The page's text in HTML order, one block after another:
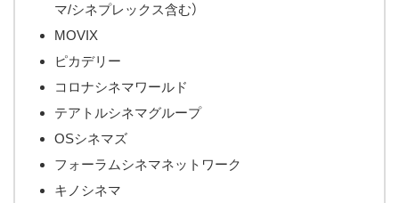
マ/シネプレックス含む）
MOVIX
ピカデリー
コロナシネマワールド
テアトルシネマグループ
OSシネマズ
フォーラムシネマネットワーク
キノシネマ